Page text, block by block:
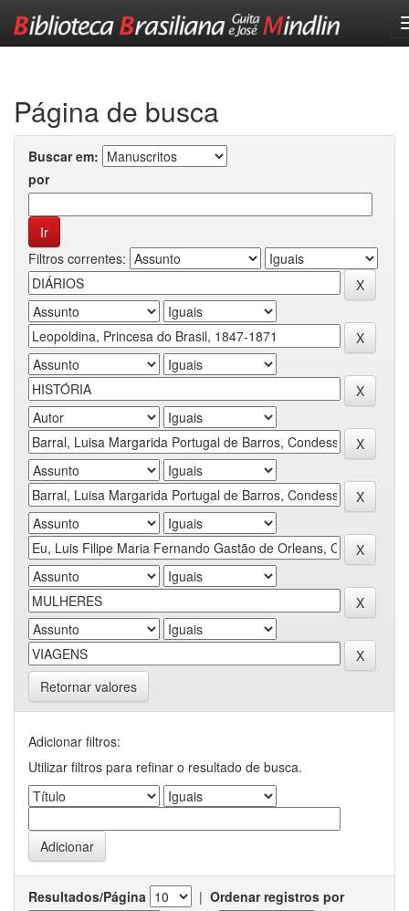
Página de busca
Buscar em:
por
Filtros correntes:
Retornar valores
Adicionar filtros:
Utilizar filtros para refinar o resultado de busca.
Resultados/Página | Ordenar registros por